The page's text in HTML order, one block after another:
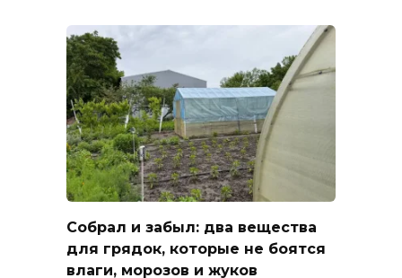
Собрал и забыл: два вещества
для грядок, которые не боятся
влаги, морозов и жуков